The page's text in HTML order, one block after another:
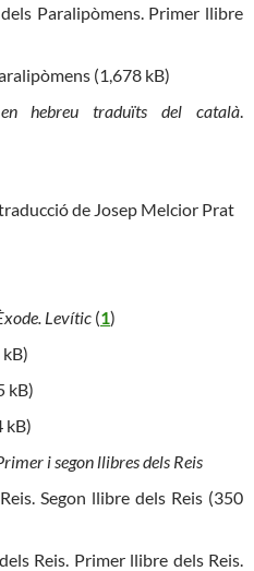
Paralipòmens. Primer llibre
(1,678 kB)
hebreu traduïts del català
de Josep Melcior Prat
Levític (1)
kB)
kB)
i segon llibres dels Reis
Segon llibre dels Reis (350
Reis. Primer llibre dels Reis.